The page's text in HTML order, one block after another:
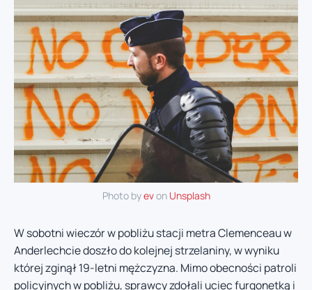
Photo byevon Unsplash
W sobotni wieczór w pobliżu stacji metra Clemenceau w
Anderlechcie doszło do kolejnej strzelaniny, w wyniku
której zginął 19-letni mężczyzna. Mimo obecności patroli
policyjnych w pobliżu, sprawcy zdołali uciec furgonetką i